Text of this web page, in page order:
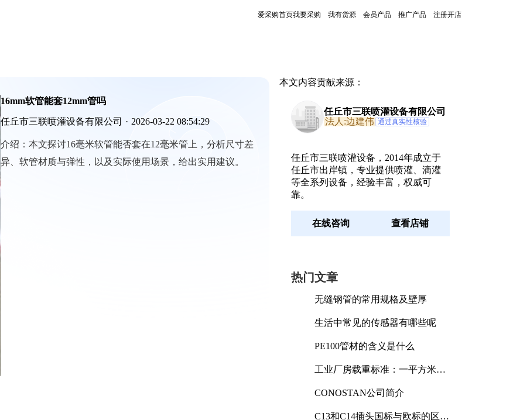
爱采购首页我要采购 我有货源 会员产品 推广产品 注册开店
16mm软管能套12mm管吗
任丘市三联喷灌设备有限公司 · 2026-03-22 08:54:29
介绍： 本文探讨16毫米软管能否套在12毫米管上，分析尺寸差
异、软管材质与弹性，以及实际使用场景，给出实用建议。
本文内容贡献来源：
任丘市三联喷灌设备有限公司
法人:边建伟 通过真实性核验
任丘市三联喷灌设备，2014年成立于
任丘市出岸镇，专业提供喷灌、滴灌
等全系列设备，经验丰富，权威可
靠。
在线咨询 查看店铺
热门文章
无缝钢管的常用规格及壁厚
生活中常见的传感器有哪些呢
PE100管材的含义是什么
工业厂房载重标准：一平方米能
CONOSTAN公司简介
C13和C14插头国标与欧标的区别